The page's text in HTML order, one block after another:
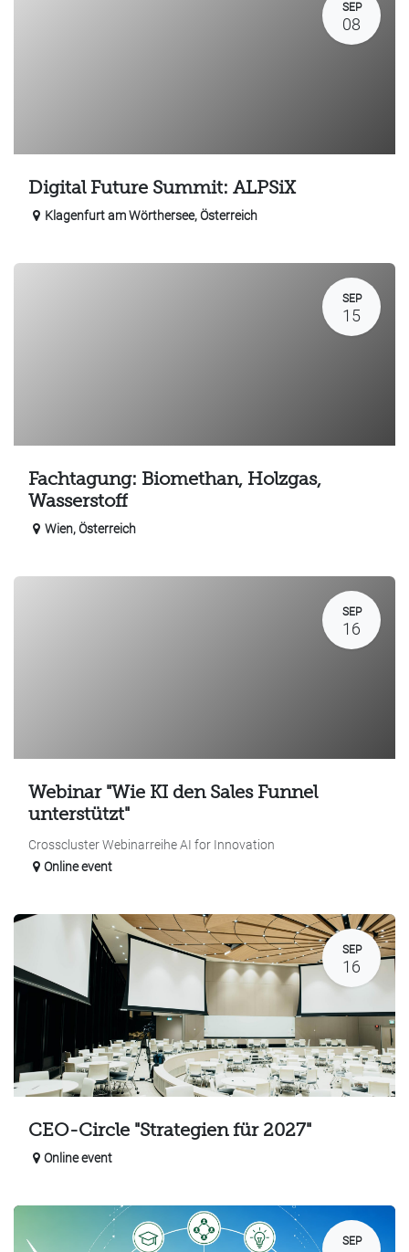
SEP
08
Digital Future Summit: ALPSiX
Klagenfurt am Wörthersee,Österreich
SEP
15
Fachtagung: Biomethan, Holzgas,
Wasserstoff
Wien,Österreich
SEP
16
Webinar "Wie KI den Sales Funnel
unterstützt"
Crosscluster Webinarreihe AI for Innovation
Online event
SEP
16
CEO-Circle "Strategien für 2027"
Online event
SEP